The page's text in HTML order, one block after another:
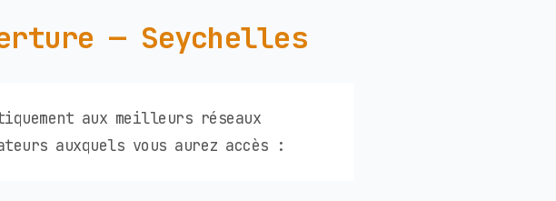
— Seychelles
aux meilleurs réseaux
auxquels vous aurez accès :